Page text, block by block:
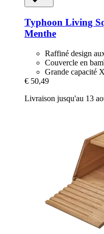
Typhoon Living
Menthe
Raffiné design
Couvercle en
Grande capacité
€ 50,49
Livraison jusqu'au 13